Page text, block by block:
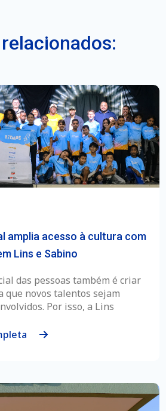
amplia acesso à cultura com
Lins e Sabino
das pessoas também é criar
que novos talentos sejam
Por isso, a Lins